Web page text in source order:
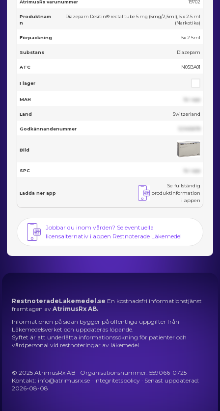
AtrimusRx varunummer 19702
Produktnam
n
Diazepam Desitin® rectal tube 5 mg (5mg/2,5ml), 5 x 2.5 ml
(Narkotika)
Förpackning 5x 2.5ml
Substans Diazepam
ATC N05BA01
I lager
MAH Se i app
Land Switzerland
Godkännandenummer
Bild
SPC Se i app
Ladda ner app
Se fullständig
produktinformation
i appen
Jobbar du inom vården? Se eventuella
licensalternativ i appen Restnoterade Läkemedel
RestnoteradeLakemedel.se En kostnadsfri informationstjänst
framtagen avAtrimusRx AB.
Informationen på sidan bygger på offentliga uppgifter från
Läkemedelsverket och uppdateras löpande.
Syftet är att underlätta informationssökning för patienter och
vårdpersonal vid restnoteringar av läkemedel.
© 2025 AtrimusRx AB · Organisationsnummer: 559066-0725
Kontakt: info@atrimusrx.se · Integritetspolicy · Senast uppdaterad:
2026-08-08